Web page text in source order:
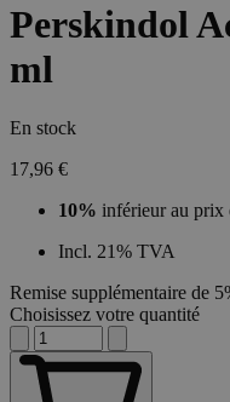
Perskindol
ml
En stock
17,96 €
10% inférieur au prix
Incl. 21% TVA
Remise supplémentaire de
Choisissez votre quantité